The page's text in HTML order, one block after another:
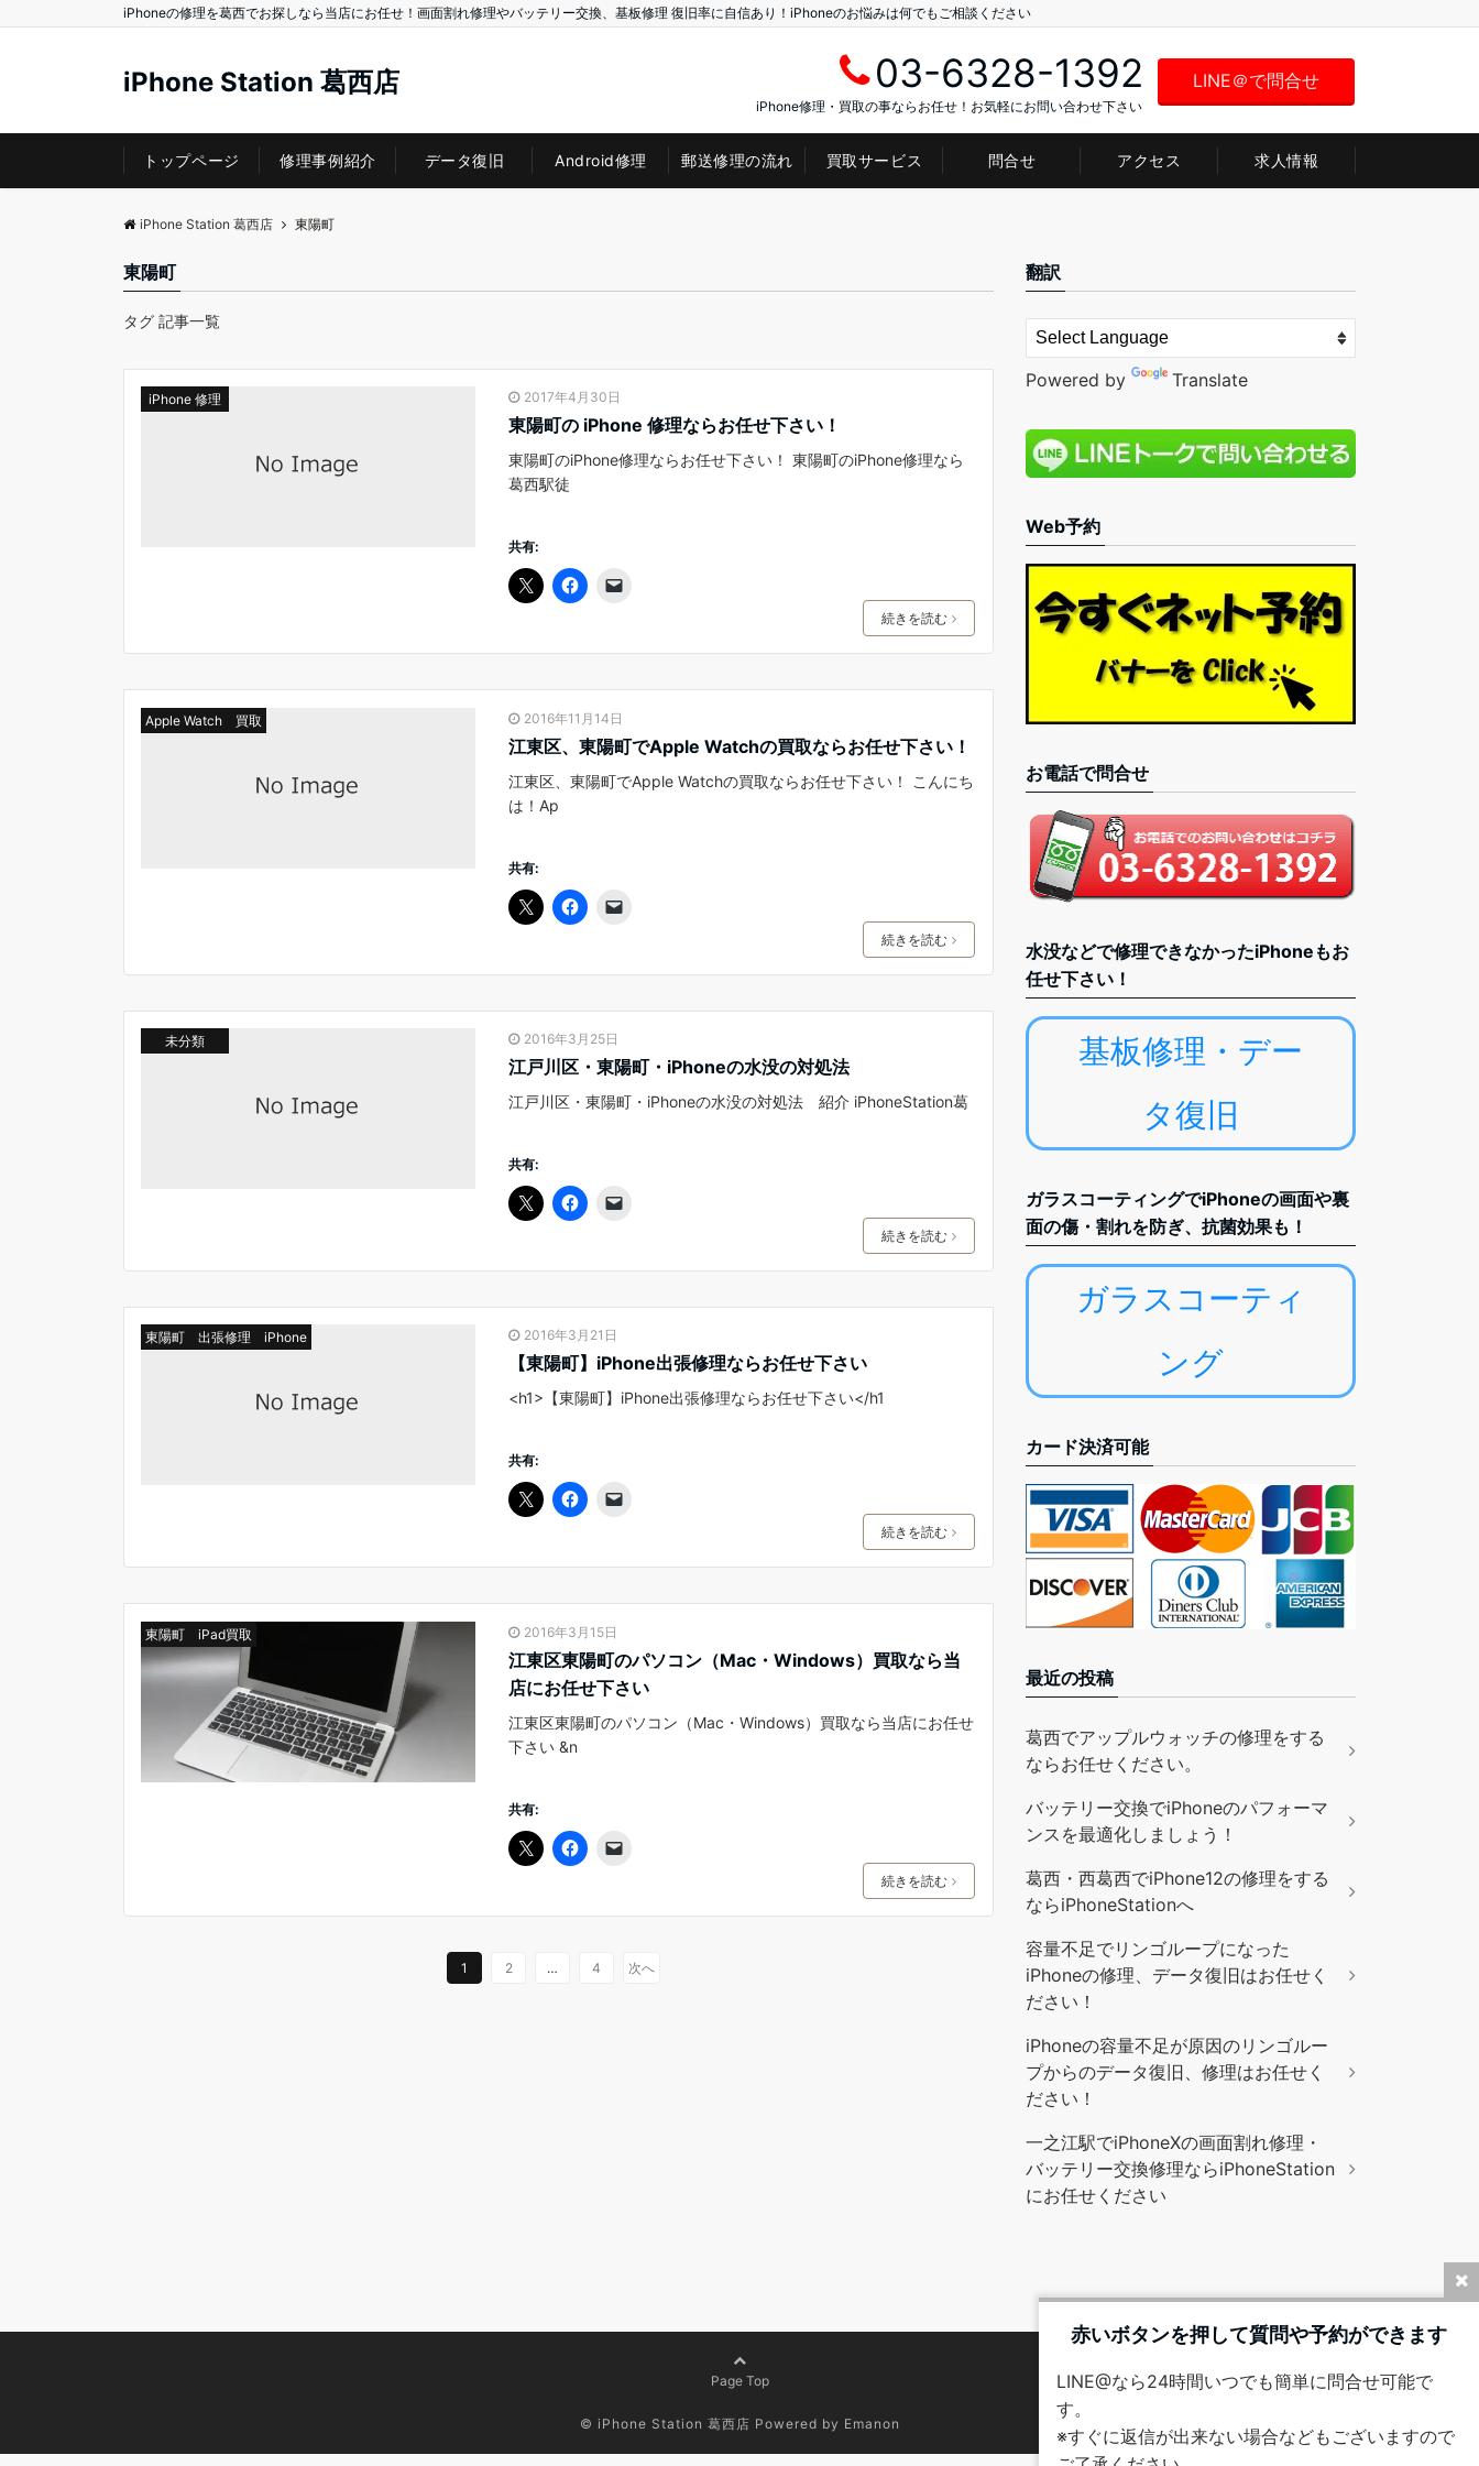
iPhoneの修理を葛西でお探しなら当店にお任せ！画面割れ修理やバッテリー交換、基板修理 復旧率に自信あり！iPhoneのお悩みは何でもご相談ください
iPhone Station 葛西店 03-6328-1392
iPhone修理・買取の事ならお任せ！お気軽にお問い合わせ下さい
LINE＠で問合せ
トップページ 修理事例紹介 データ復旧 Android修理 郵送修理の流れ 買取サービス 問合せ アクセス 求人情報
iPhone Station 葛西店 東陽町
東陽町
タグ 記事一覧
iPhone 修理 2017年4月30日
東陽町の iPhone 修理ならお任せ下さい！
東陽町のiPhone修理ならお任せ下さい！ 東陽町のiPhone修理なら
葛西駅徒
共有:
続きを読む
Apple Watch 買取 2016年11月14日
江東区、東陽町でApple Watchの買取ならお任せ下さい！
江東区、東陽町でApple Watchの買取ならお任せ下さい！ こんにち
は！Ap
共有:
続きを読む
未分類 2016年3月25日
江戸川区・東陽町・iPhoneの水没の対処法
江戸川区・東陽町・iPhoneの水没の対処法 紹介 iPhoneStation葛
共有:
続きを読む
東陽町 出張修理 iPhone 2016年3月21日
【東陽町】iPhone出張修理ならお任せ下さい
<h1>【東陽町】iPhone出張修理ならお任せ下さい</h1
共有:
続きを読む
東陽町 iPad買取 2016年3月15日
江東区東陽町のパソコン（Mac・Windows）買取なら当
店にお任せ下さい
江東区東陽町のパソコン（Mac・Windows）買取なら当店にお任せ
下さい &n
共有:
続きを読む
1 2 … 4 次へ
翻訳
Powered by Translate
Web予約
お電話で問合せ
水没などで修理できなかったiPhoneもお
任せ下さい！
基板修理・デー
タ復旧
ガラスコーティングでiPhoneの画面や裏
面の傷・割れを防ぎ、抗菌効果も！
ガラスコーティ
ング
カード決済可能
最近の投稿
葛西でアップルウォッチの修理をする
ならお任せください。
バッテリー交換でiPhoneのパフォーマ
ンスを最適化しましょう！
葛西・西葛西でiPhone12の修理をする
ならiPhoneStationへ
容量不足でリンゴループになった
iPhoneの修理、データ復旧はお任せく
ださい！
iPhoneの容量不足が原因のリンゴルー
プからのデータ復旧、修理はお任せく
ださい！
一之江駅でiPhoneXの画面割れ修理・
バッテリー交換修理ならiPhoneStation
にお任せください
赤いボタンを押して質問や予約ができます
LINE@なら24時間いつでも簡単に問合せ可能で
す。
※すぐに返信が出来ない場合などもございますので
Page Top
© iPhone Station 葛西店 Powered by Emanon